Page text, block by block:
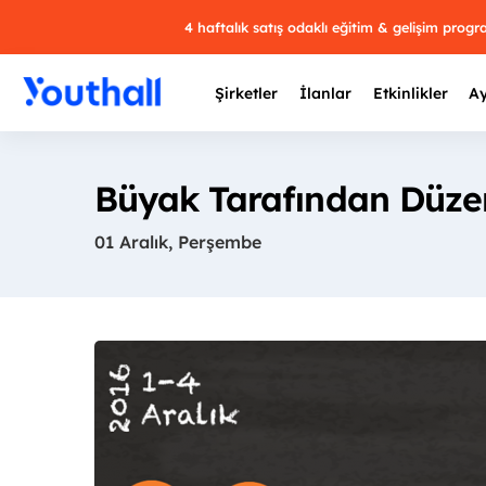
4 haftalık satış odaklı eğitim & gelişim
Şirketler İlanlar Etkinlikler
Büyak Tarafından
01 Aralık, Perşembe